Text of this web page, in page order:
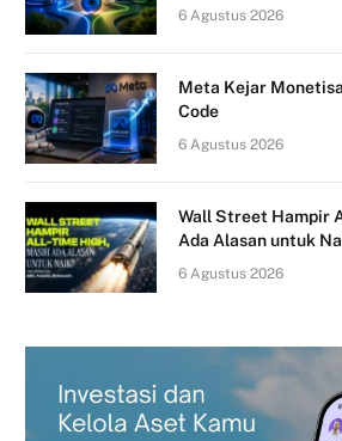
6 Agustus 2026
Meta Kejar
Code
6 Agustus 2026
Wall Street Hampir
Ada Alasan untuk
6 Agustus 2026